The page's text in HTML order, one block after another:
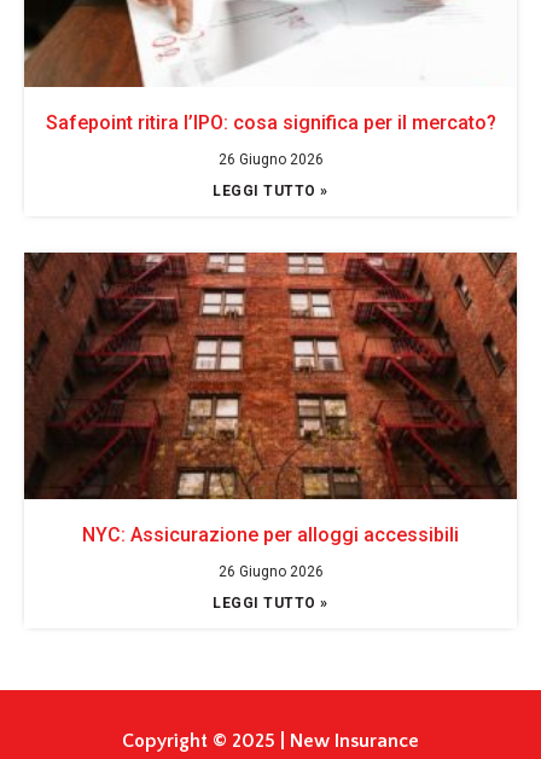
Safepoint ritira l’IPO: cosa significa per il mercato?
26 Giugno 2026
LEGGI TUTTO »
NYC: Assicurazione per alloggi accessibili
26 Giugno 2026
LEGGI TUTTO »
Copyright © 2025 | New Insurance